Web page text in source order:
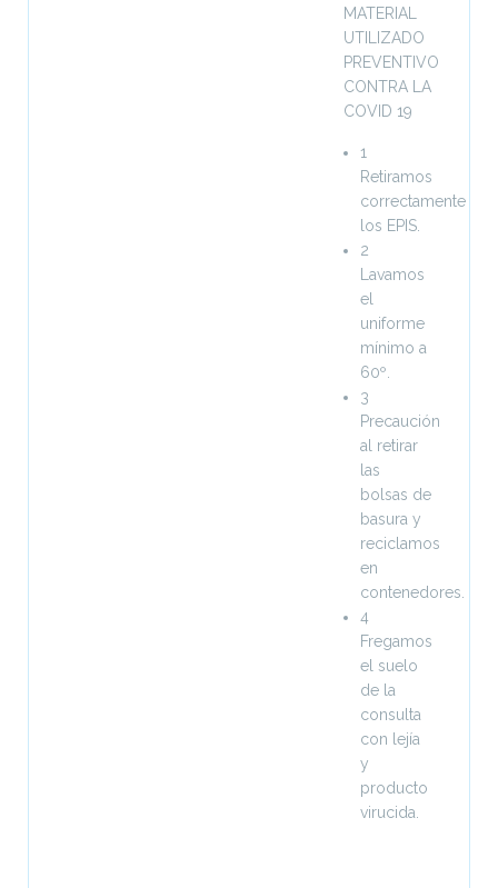
MATERIAL
UTILIZADO
PREVENTIVO
CONTRA LA
COVID 19
1
Retiramos
correctamente
los EPIS.
2
Lavamos
el
uniforme
mínimo a
60º.
3
Precaución
al retirar
las
bolsas de
basura y
reciclamos
en
contenedores.
4
Fregamos
el suelo
de la
consulta
con lejía
y
producto
virucida.